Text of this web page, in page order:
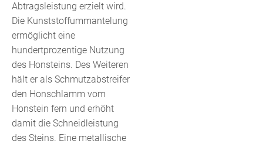
Abtragsleistung erzielt wird.
Die Kunststoffummantelung
ermöglicht eine
hundertprozentige Nutzung
des Honsteins. Des Weiteren
hält er als Schmutzabstreifer
den Honschlamm vom
Honstein fern und erhöht
damit die Schneidleistung
des Steins. Eine metallische